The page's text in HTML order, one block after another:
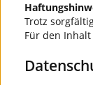
Trotz
Für den